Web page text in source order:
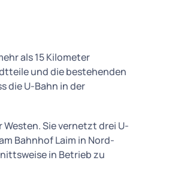
als 15 Kilometer
und die bestehenden
die U-Bahn in der
Sie vernetzt drei U-
Bahnhof Laim in Nord-
in Betrieb zu